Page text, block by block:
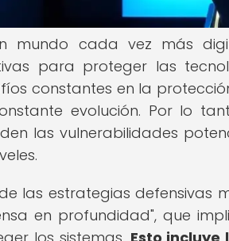
mundo cada vez más
para proteger las
constantes en la
evolución. Por lo
las vulnerabilidades
las estrategias defensivas
en profundidad", que